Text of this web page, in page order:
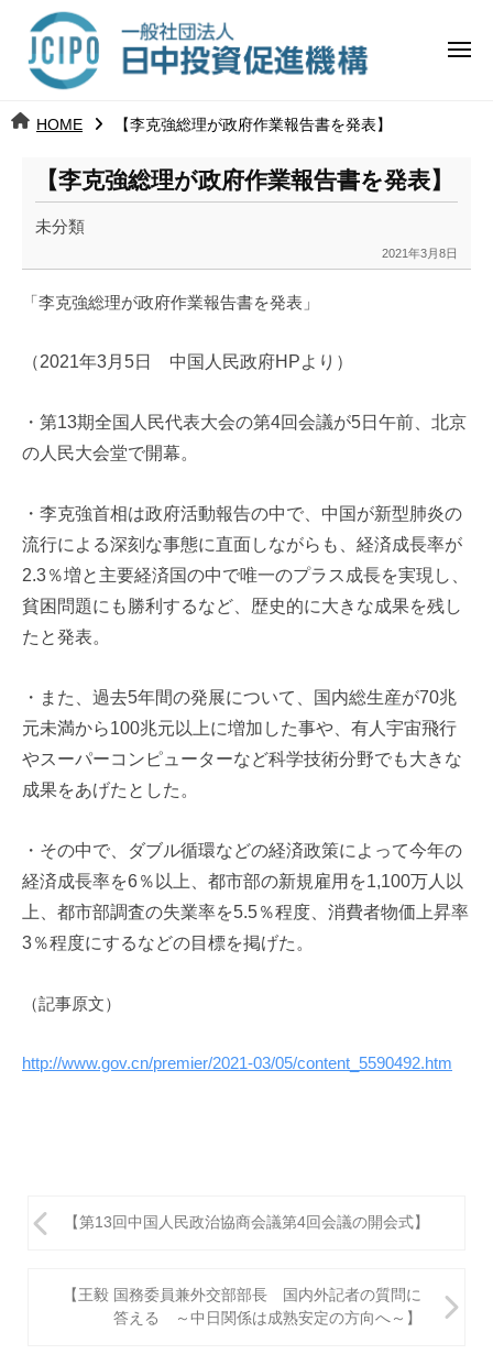
ツ 日
中
投
資
促
進
構
j
メ
HOME 【李克強総理が政府作業報告書を発表】
【李克強総理が政府作業報告書を発表】
未分類
2021年3月8日
k
n
u
「李克強総理が政府作業報告書を発表」
（2021年3月5日 中国人民政府HPより）
・第13期全国人民代表大会の第4回会議が5日午前、北京
の人民大会堂で開幕。
・李克強首相は政府活動報告の中で、中国が新型肺炎の
流行による深刻な事態に直面しながらも、経済成長率が
2.3％増と主要経済国の中で唯一のプラス成長を実現し、
貧困問題にも勝利するなど、歴史的に大きな成果を残し
たと発表。
・また、過去5年間の発展について、国内総生産が70兆
元未満から100兆元以上に増加した事や、有人宇宙飛行
やスーパーコンピューターなど科学技術分野でも大きな
成果をあげたとした。
・その中で、ダブル循環などの経済政策によって今年の
経済成長率を6％以上、都市部の新規雇用を1,100万人以
上、都市部調査の失業率を5.5％程度、消費者物価上昇率
3％程度にするなどの目標を掲げた。
（記事原文）
http://www.gov.cn/premier/2021-03/05/content_5590492.htm
投
【第13回中国人民政治協商会議第4回会議の開会式】
【王毅 国務委員兼外交部部長 国内外記者の質問に
答える ～中日関係は成熟安定の方向へ～】
日
中
資
進
構